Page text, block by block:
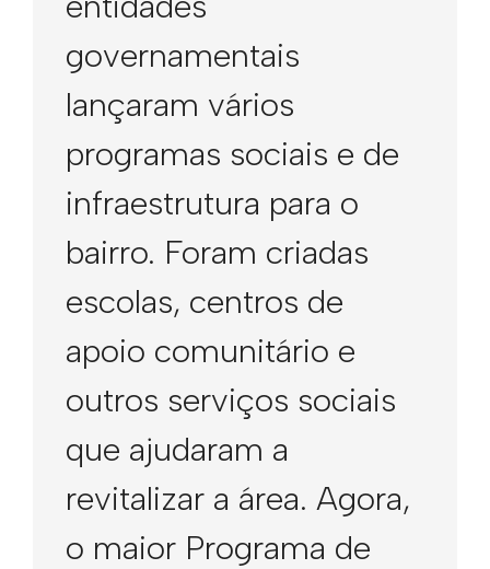
governamentais
lançaram vários
programas sociais e de
infraestrutura para o
bairro. Foram criadas
escolas, centros de
apoio comunitário e
outros serviços sociais
que ajudaram a
revitalizar a área. Agora,
o maior Programa de